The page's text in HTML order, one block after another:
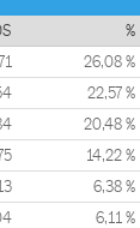
%
26,08 %
22,57 %
20,48 %
14,22 %
6,38 %
6,11 %